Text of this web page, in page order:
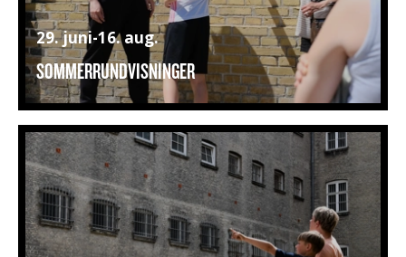
29. juni-16. aug.
SOMMERRUNDVISNINGER